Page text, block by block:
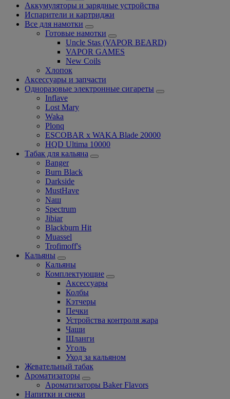
Аккумуляторы и зарядные устройства
Испарители и картриджи
Все для намотки
Готовые намотки
Uncle Stas (VAPOR BEARD)
VAPOR GAMES
New Coils
Хлопок
Аксессуары и запчасти
Одноразовые электронные сигареты
Inflave
Lost Mary
Waka
Plonq
ESCOBAR x WAKA Blade 20000
HQD Ultima 10000
Табак для кальяна
Banger
Burn Black
Darkside
MustHave
Nаш
Spectrum
Jibiar
Blackburn Hit
Muassel
Trofimoff's
Кальяны
Кальяны
Комплектующие
Аксессуары
Колбы
Кэтчеры
Печки
Устройства контроля жара
Чаши
Шланги
Уголь
Уход за кальяном
Жевательный табак
Ароматизаторы
Ароматизаторы Baker Flavors
Напитки и снеки